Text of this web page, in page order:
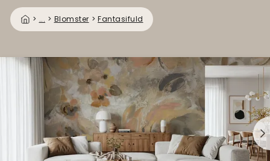
> ... > Blomster > Fantasifuld